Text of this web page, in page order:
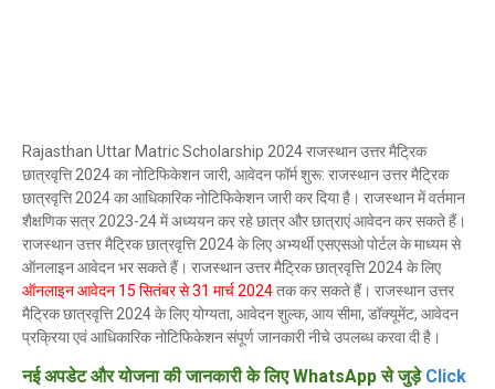
Rajasthan Uttar Matric Scholarship 2024 राजस्थान उत्तर मैट्रिक
छात्रवृत्ति 2024 का नोटिफिकेशन जारी, आवेदन फॉर्म शुरू: राजस्थान उत्तर मैट्रिक
छात्रवृत्ति 2024 का आधिकारिक नोटिफिकेशन जारी कर दिया है। राजस्थान में वर्तमान
शैक्षणिक सत्र 2023-24 में अध्ययन कर रहे छात्र और छात्राएं आवेदन कर सकते हैं।
राजस्थान उत्तर मैट्रिक छात्रवृत्ति 2024 के लिए अभ्यर्थी एसएसओ पोर्टल के माध्यम से
ऑनलाइन आवेदन भर सकते हैं। राजस्थान उत्तर मैट्रिक छात्रवृत्ति 2024 के लिए
ऑनलाइन आवेदन 15 सितंबर से 31 मार्च 2024तक कर सकते हैं। राजस्थान उत्तर
मैट्रिक छात्रवृत्ति 2024 के लिए योग्यता, आवेदन शुल्क, आय सीमा, डॉक्यूमेंट, आवेदन
प्रक्रिया एवं आधिकारिक नोटिफिकेशन संपूर्ण जानकारी नीचे उपलब्ध करवा दी है।
नई अपडेट और योजना की जानकारी के लिए WhatsApp से जुड़ेClick